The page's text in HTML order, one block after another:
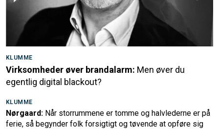
KLUMME
Virksomheder øver brandalarm: Men øver du
egentlig digital blackout?
KLUMME
Nørgaard: Når storrummene er tomme og halvlederne er på
ferie, så begynder folk forsigtigt og tøvende at opføre sig